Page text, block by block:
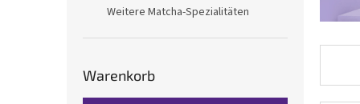
Weitere Matcha-Spezialitäten
Warenkorb